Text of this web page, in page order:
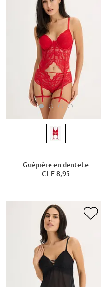
Guêpière en dentelle
CHF 8,95